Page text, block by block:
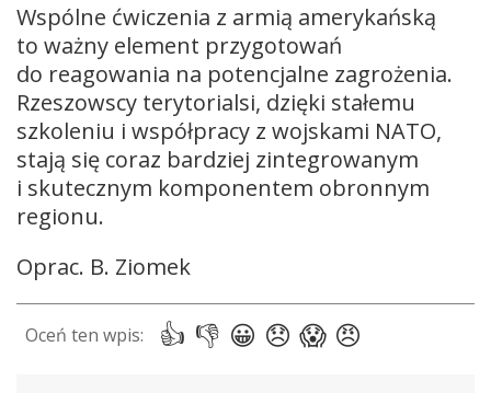
Wspólne ćwiczenia z armią amerykańską
to ważny element przygotowań
do reagowania na potencjalne zagrożenia.
Rzeszowscy terytorialsi, dzięki stałemu
szkoleniu i współpracy z wojskami NATO,
stają się coraz bardziej zintegrowanym
i skutecznym komponentem obronnym
regionu.
Oprac. B. Ziomek